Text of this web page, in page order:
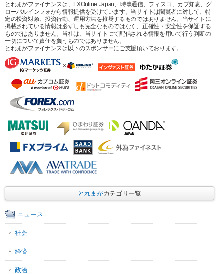
とれまがファイナンスは、FXOnline Japan、時事通信、フィスコ、カブ知恵、グ
ローバルインフォから情報提供を受けています。当サイトは閲覧者に対して、特
定の投資対象、投資行動、運用方法を推奨するものではありません。当サイトに
掲載されている情報は必ずしも完全なものではなく、正確性・安全性を保証する
ものではありません。当社は、当サイトにて配信される情報を用いて行う判断の
一切について責任を負うものではありません。
とれまがファイナンスは以下のスポンサーにご支援頂いております。
とれまがカテゴリ一覧
ニュース
社会
経済
政治